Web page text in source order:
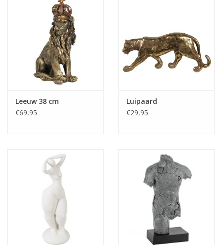
Leeuw 38 cm
€69,95
Luipaard
€29,95